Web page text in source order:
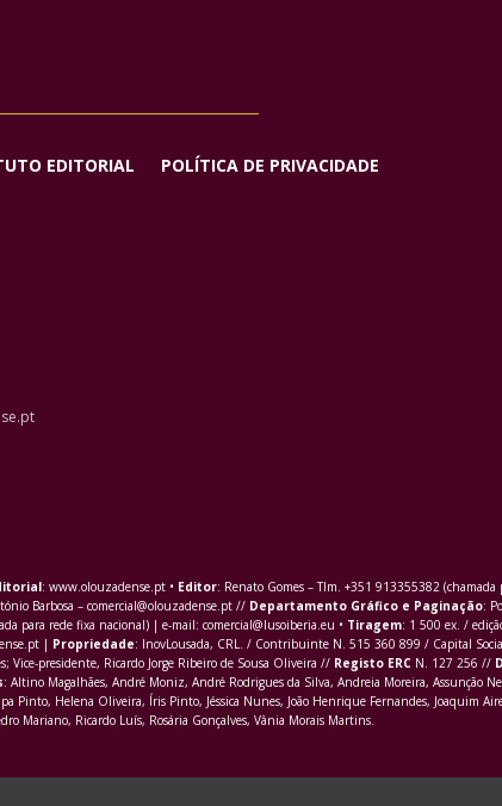
EDITORIAL
POLÍTICA DE PRIVACIDADE
: www.olouzadense.pt • Editor: Renato Gomes – Tlm. +351 913355382
Barbosa – comercial@olouzadense.pt // Departamento Gráfico e Paginação:
para rede fixa nacional) | e-mail: comercial@lusoiberia.eu • Tiragem: 1 500 ex. /
| Propriedade: InovLousada, CRL. / Contribuinte N. 515 360 899 / Capital
Vice-presidente, Ricardo Jorge Ribeiro de Sousa Oliveira // Registo ERC N. 127 256 //
: Altino Magalhães, André Moniz, André Rodrigues da Silva, Andreia Moreira, Assunção
Pinto, Helena Oliveira, Íris Pinto, Jéssica Nunes, João Henrique Fernandes, Joaquim
Mariano, Ricardo Luís, Rosária Gonçalves, Vânia Morais Martins.